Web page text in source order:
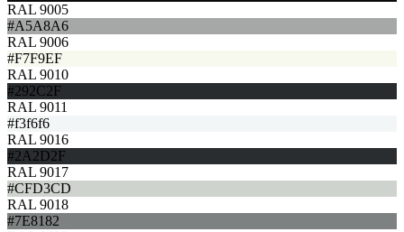
RAL 9005
#A5A8A6
RAL 9006
#F7F9EF
RAL 9010
#292C2F
RAL 9011
#f3f6f6
RAL 9016
#2A2D2F
RAL 9017
#CFD3CD
RAL 9018
#7E8182